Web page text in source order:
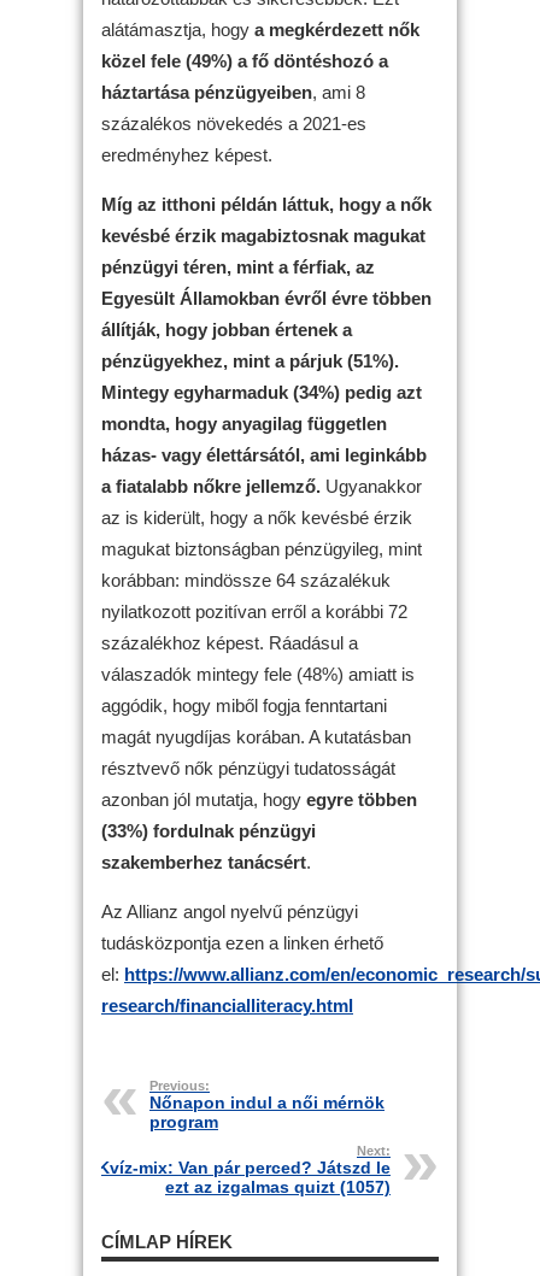
alátámasztja, hogy a megkérdezett nők
közel fele (49%) a fő döntéshozó a
háztartása pénzügyeiben, ami 8
százalékos növekedés a 2021-es
eredményhez képest.
Míg az itthoni példán láttuk, hogy a nők
kevésbé érzik magabiztosnak magukat
pénzügyi téren, mint a férfiak, az
Egyesült Államokban évről évre többen
állítják, hogy jobban értenek a
pénzügyekhez, mint a párjuk (51%).
Mintegy egyharmaduk (34%) pedig azt
mondta, hogy anyagilag független
házas- vagy élettársától, ami leginkább
a fiatalabb nőkre jellemző. Ugyanakkor
az is kiderült, hogy a nők kevésbé érzik
magukat biztonságban pénzügyileg, mint
korábban: mindössze 64 százalékuk
nyilatkozott pozitívan erről a korábbi 72
százalékhoz képest. Ráadásul a
válaszadók mintegy fele (48%) amiatt is
aggódik, hogy miből fogja fenntartani
magát nyugdíjas korában. A kutatásban
résztvevő nők pénzügyi tudatosságát
azonban jól mutatja, hogy egyre többen
(33%) fordulnak pénzügyi
szakemberhez tanácsért.
Az Allianz angol nyelvű pénzügyi
tudásközpontja ezen a linken érhető
el: https://www.allianz.com/en/economic_research/
research/financialliteracy.html
Previous:
Nőnapon indul a női mérnök
program
Next:
Kvíz-mix: Van pár perced? Játszd le
ezt az izgalmas quizt (1057)
CÍMLAP HÍREK